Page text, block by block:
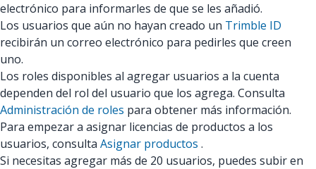
electrónico para informarles de que se les añadió.
Los usuarios que aún no hayan creado un Trimble ID
recibirán un correo electrónico para pedirles que creen
uno.
Los roles disponibles al agregar usuarios a la cuenta
dependen del rol del usuario que los agrega. Consulta
Administración de roles para obtener más información.
Para empezar a asignar licencias de productos a los
usuarios, consulta Asignar productos .
Si necesitas agregar más de 20 usuarios, puedes subir en